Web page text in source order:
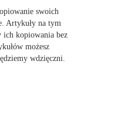
swoich
Artykuły na tym
ich kopiowania bez
możesz
wdzięczni.